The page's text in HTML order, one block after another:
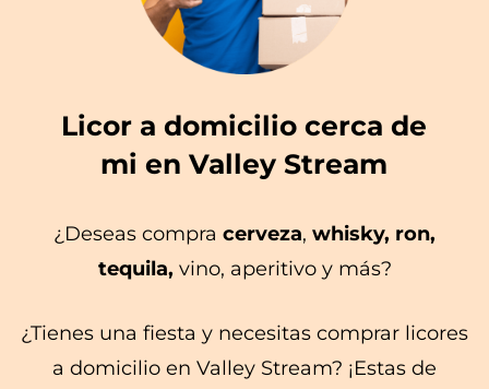
Licor a domicilio cerca de
mi en Valley Stream
¿Deseas compra cerveza, whisky, ron,
tequila, vino, aperitivo y más?
¿Tienes una fiesta y necesitas comprar licores
a domicilio en Valley Stream? ¡Estas de